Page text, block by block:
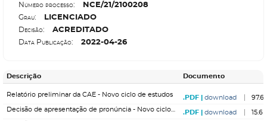
Número processo: N CE/21/2100208
Grau: L ICENCIADO
Decisão: ACREDITADO
Data Publicação: 2022-04-26
Descrição Documento
Relatório preliminar da CAE - Novo ciclo de estudos download
97.6
download
15.6